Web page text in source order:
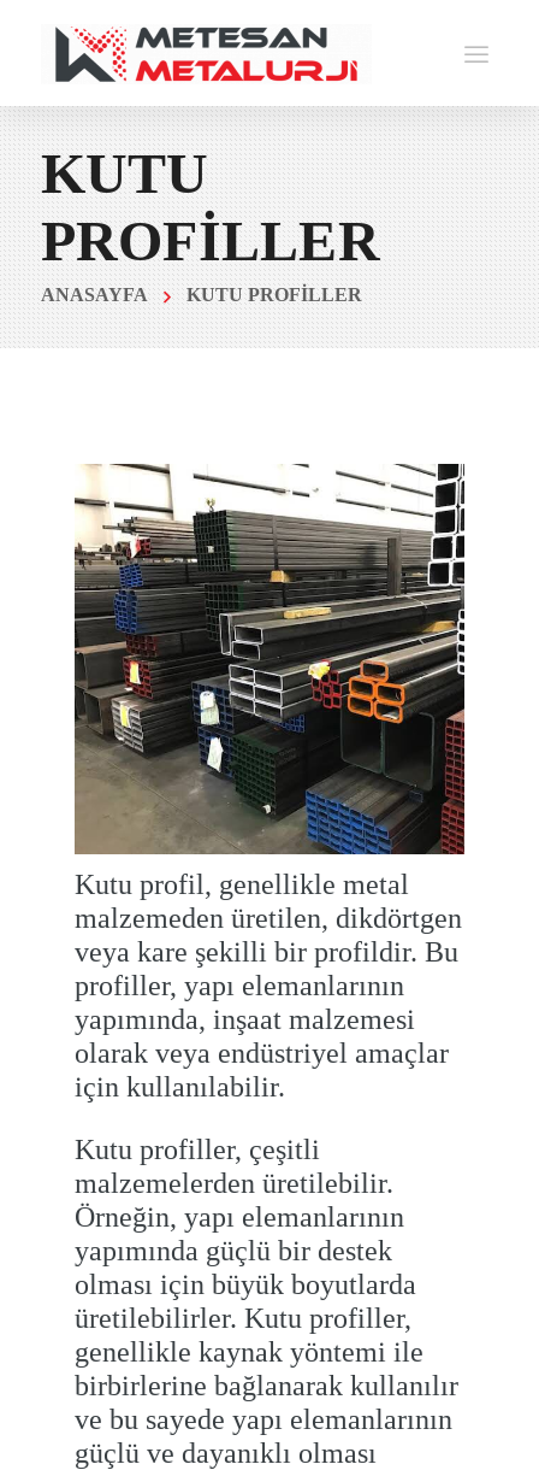
KUTU
PROFİLLER
ANASAYFA KUTU PROFİLLER
Kutu profil, genellikle metal
malzemeden üretilen, dikdörtgen
veya kare şekilli bir profildir. Bu
profiller, yapı elemanlarının
yapımında, inşaat malzemesi
olarak veya endüstriyel amaçlar
için kullanılabilir.
Kutu profiller, çeşitli
malzemelerden üretilebilir.
Örneğin, yapı elemanlarının
yapımında güçlü bir destek
olması için büyük boyutlarda
üretilebilirler. Kutu profiller,
genellikle kaynak yöntemi ile
birbirlerine bağlanarak kullanılır
ve bu sayede yapı elemanlarının
güçlü ve dayanıklı olması